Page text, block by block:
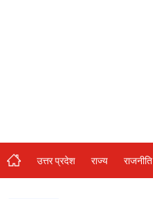
विशेष स्टोरी
अजब गजब
उत्तर प्रदेश राज्य राजनीति